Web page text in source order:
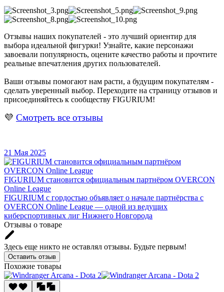
Отзывы наших покупателей - это лучший ориентир для
выбора идеальной фигурки! Узнайте, какие персонажи
завоевали популярность, оцените качество работы и прочтите
реальные впечатления других пользователей.
Ваши отзывы помогают нам расти, а будущим покупателям -
сделать уверенный выбор. Переходите на страницу отзывов и
присоединяйтесь к сообществу FIGURIUM!
💜 Смотреть все отзывы
21 Мая 2025
FIGURIUM становится официальным партнёром OVERCON
Online League
FIGURIUM с гордостью объявляет о начале партнёрства с
OVERCON Online League — одной из ведущих
киберспортивных лиг Нижнего Новгорода
Отзывы о товаре
Здесь еще никто не оставлял отзывы. Будьте первым!
Оставить отзыв
Похожие товары